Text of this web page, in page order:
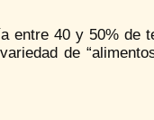
entre 40 y 50% de
de